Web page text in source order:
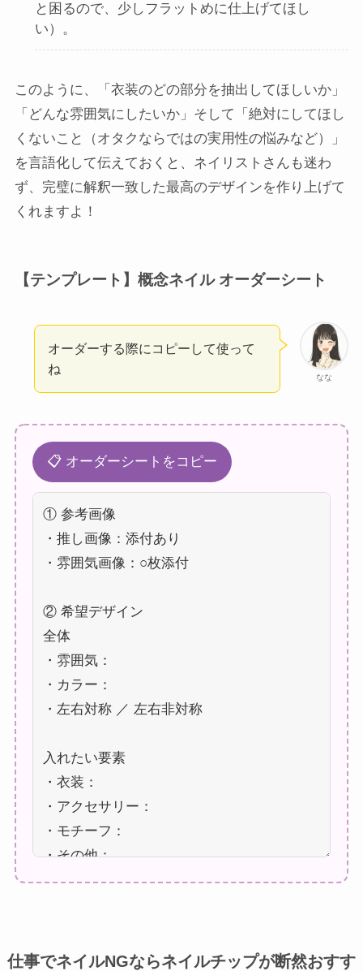
と困るので、少しフラットめに仕上げてほし
い）。
このように、「衣装のどの部分を抽出してほしいか」
「どんな雰囲気にしたいか」そして「絶対にしてほし
くないこと（オタクならではの実用性の悩みなど）」
を言語化して伝えておくと、ネイリストさんも迷わ
ず、完璧に解釈一致した最高のデザインを作り上げて
くれますよ！
【テンプレート】概念ネイル オーダーシート
なな
オーダーする際にコピーして使って
ね
📋 オーダーシートをコピー
仕事でネイルNGならネイルチップが断然おすす